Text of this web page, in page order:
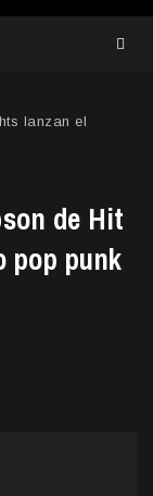
lanzan el
de Hit
pop punk